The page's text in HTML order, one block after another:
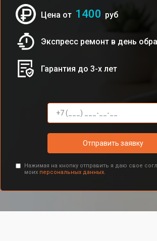
Цена от 1400 руб
Экспресс ремонт в день
Гарантия до 3-х лет
Отправить заявку
Нажимая на кнопку отправить я даю свое
моих персональных данных.